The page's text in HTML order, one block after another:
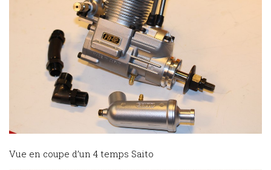
Vue en coupe d’un 4 temps Saito